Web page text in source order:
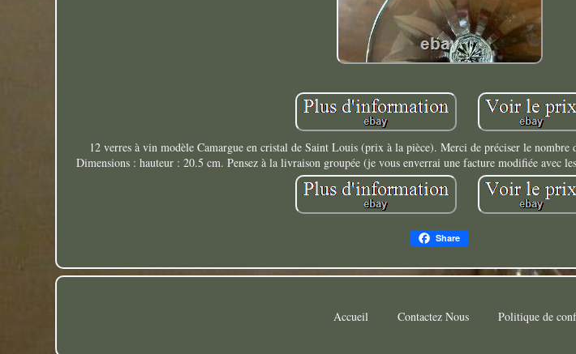
12 verres à vin modèle Camargue en cristal de Saint Louis (prix à la pièce). Merci de préciser le nombre
Dimensions : hauteur : 20.5 cm. Pensez à la livraison groupée (je vous enverrai une facture modifiée avec
Share
Accueil Contactez Nous Politique de